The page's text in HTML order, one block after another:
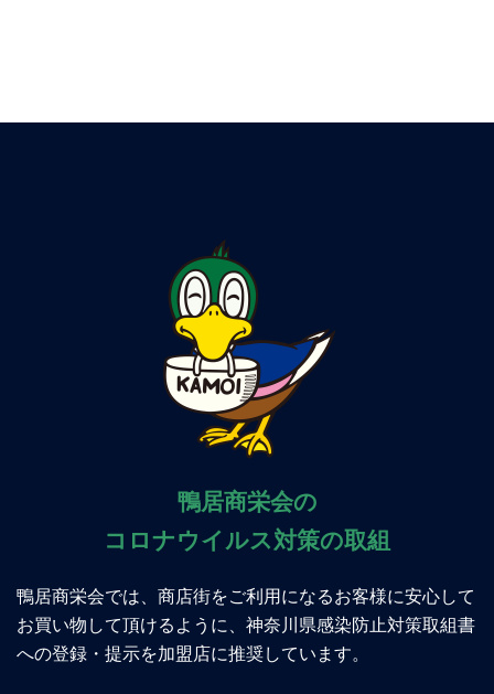
鴨居商栄会の
コロナウイルス対策の取組
鴨居商栄会では、商店街をご利用になるお客様に安心して
お買い物して頂けるように、神奈川県感染防止対策取組書
への登録・提示を加盟店に推奨しています。